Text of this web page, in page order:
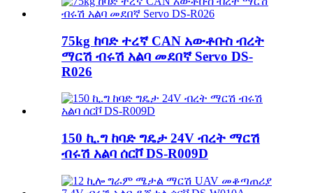
75kg ከባድ ተረኛ CAN አውቶቡስ ብረት
ማርሽ ብሩሽ አልባ መደበኛ Servo DS-
R026
150 ኪ.ግ ከባድ ግዴታ 24V ብረት ማርሽ
ብሩሽ አልባ ሰርቮ DS-R009D